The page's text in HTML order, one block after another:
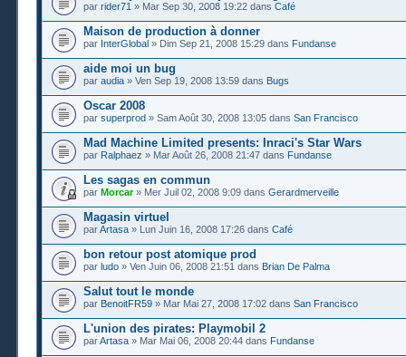
par rider71 » Mar Sep 30, 2008 19:22 dans Café
Maison de production à donner
par InterGlobal » Dim Sep 21, 2008 15:29 dans Fundanse
aide moi un bug
par audia » Ven Sep 19, 2008 13:59 dans Bugs
Oscar 2008
par superprod » Sam Août 30, 2008 13:05 dans San Francisco
Mad Machine Limited presents: Inraci's Star Wars
par Ralphaez » Mar Août 26, 2008 21:47 dans Fundanse
Les sagas en commun
par Morcar» Mer Juil 02, 2008 9:09 dans Gerardmerveille
Magasin virtuel
parArtasa » Lun Juin 16, 2008 17:26 dans Café
bon retour post atomique prod
par ludo » Ven Juin 06, 2008 21:51 dans Brian De Palma
Salut tout le monde
par BenoitFR59 » Mar Mai 27, 2008 17:02 dans San Francisco
L'union des pirates: Playmobil 2
parArtasa » Mar Mai 06, 2008 20:44 dans Fundanse